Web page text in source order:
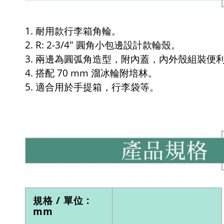
1. 耐用款行李箱角輪。
2. R: 2-3/4" 圓角小包邊設計款輪殼。
3. 兩邊為圓弧角造型，附內蓋，內外殼組裝便
4. 搭配 70 mm 溜冰輪附培林。
5. 適合用於手提箱，行李袋等。
規格 / 單位 :
mm